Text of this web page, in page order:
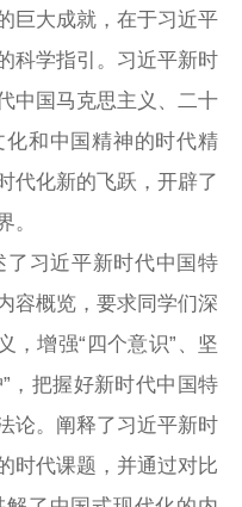
巨大成就，在于习近平
科学指引。习近平新时
中国马克思主义、二十
和中国精神的时代精
代化新的飞跃，开辟了
。
了习近平新时代中国特
容概览，要求同学们深
，增强“四个意识”、坚
，把握好新时代中国特
论。阐释了习近平新时
时代课题，并通过对比